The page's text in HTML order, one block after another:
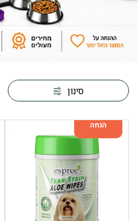
סינון
מוצר שני ב-20%
הנחה